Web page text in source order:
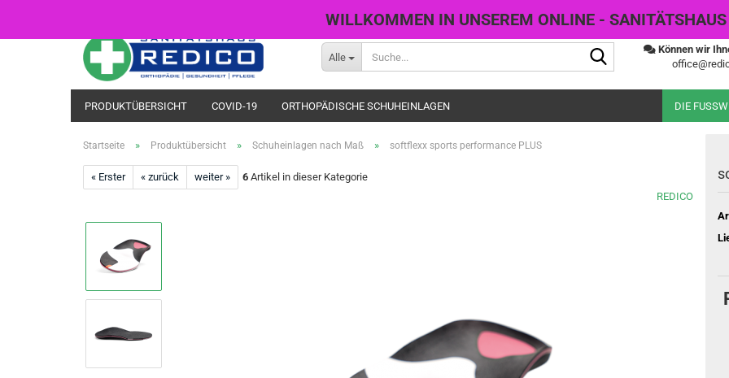
Alle
Suche...
Können wir
WILLKOMMEN IN UNSEREM ONLINE - SANITÄTSHAUS
PRODUKTÜBERSICHT COVID-19 ORTHOPÄDISCHE SCHUHEINLAGEN DIE
Startseite » Produktübersicht » Schuheinlagen nach Maß » softflexx sports performance PLUS
« Erster « zurück weiter » 6 Artikel in dieser Kategorie
REDICO